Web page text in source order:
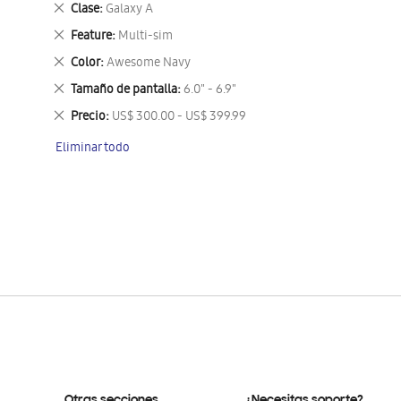
Clase Galaxy A
Eliminar
este
artículo
Feature Multi-sim
Eliminar
este
artículo
Color Awesome Navy
Eliminar
este
artículo
Tamaño de pantalla 6.0" - 6.9"
Eliminar
este
artículo
Precio US$ 300.00 - US$ 399.99
Eliminar
artículo
Eliminar todo